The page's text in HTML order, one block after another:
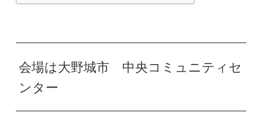
会場は大野城市 中央コミュニティセ
ンター